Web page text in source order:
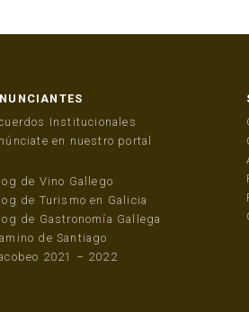
Institucionales
en nuestro portal
de Vino Gallego
de Turismo en Galicia
de Gastronomía Gallega
de Santiago
2021 – 2022